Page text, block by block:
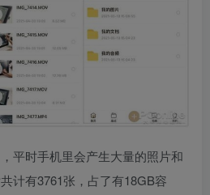
平时手机里会产生大量的照片和
计有3761张，占了有18GB容